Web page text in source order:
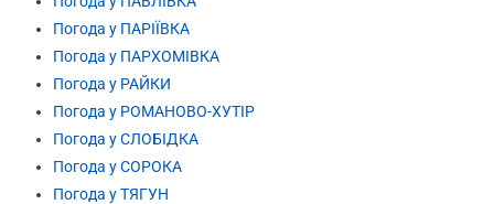
Погода у ПАРІЇВКА
Погода у ПАРХОМІВКА
Погода у РАЙКИ
Погода у РОМАНОВО-ХУТІР
Погода у СЛОБІДКА
Погода у СОРОКА
Погода у ТЯГУН